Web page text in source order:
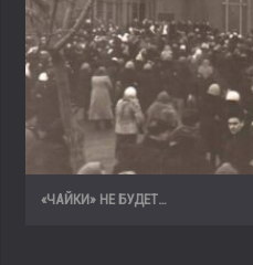
«ЧАЙКИ» НЕ БУДЕТ…